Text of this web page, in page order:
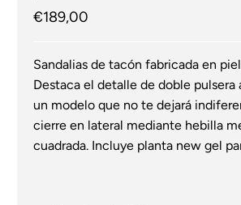
Precio
€189,00
Sandalias de tacón fabricada en
Destaca el detalle de doble
un modelo que no te dejará
cierre en lateral mediante hebilla
cuadrada. Incluye planta new gel